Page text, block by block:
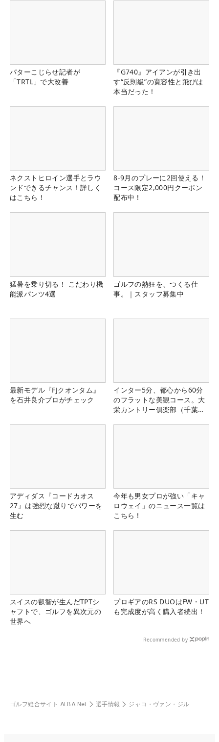
パターこじらせ記者が
「TRTL」で大改善
『G740』アイアンが引き出
す“反則級”の寛容性と飛びは
本当だった！
ネクストヒロイン選手とラウ
ンドできるチャンス！詳しく
はこちら！
8-9月のプレーに2回使える！
コース限定2,000円クーポン
配布中！
猛暑を乗り切る！ こだわり機
能派パンツ4選
ゴルフの熱狂を、つくる仕
事。｜スタッフ募集中
最新モデル『FJクオンタム』
を石井良介プロがチェック
インター5分、都心から60分
のフラットな美観コース。大
栄カントリー俱楽部（千葉
アディダス『コードカオス
27』は強烈な蹴りでパワーを
生む
今年も男女プロが強い「キャ
ロウェイ」のニュース一覧は
こちら！
スイスの叡智が生んだTPTシ
ャフトで、ゴルフを異次元の
世界へ
プロギアのRS DUOはFW・UT
も完成度が高く購入者続出！
Recommended by
ゴルフ総合サイト ALBA Net 選手情報 ジャコ・ヴァン・ジル